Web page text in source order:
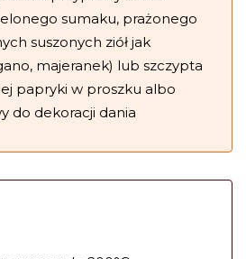
sumaku, prażonego
suszonych ziół jak
majeranek) lub szczypta
papryki w proszku albo
do dekoracji dania